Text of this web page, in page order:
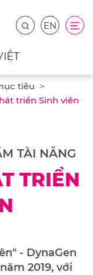
EN
tiêu
triển Sinh viên
TÀI NĂNG
TRIỂN
- DynaGen
2019, với